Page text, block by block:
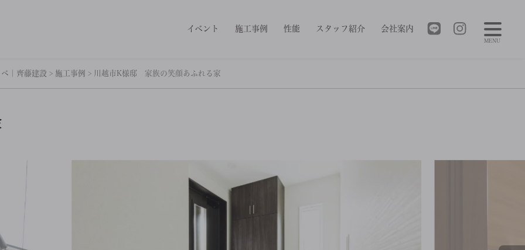
イベント 施工事例 性能 スタッフ紹介 会社案内
｜齊藤建設 > 施工事例 > 川越市K様邸 家族の笑顔あふれる家
MENU